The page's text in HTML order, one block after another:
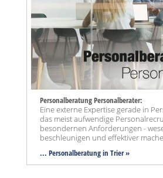
Personalberatung Personalberater:
Eine externe Expertise gerade in
das meist aufwendige
besondernen Anforderungen -
beschleunigen und effektiver
... Personalberatung in Trier »